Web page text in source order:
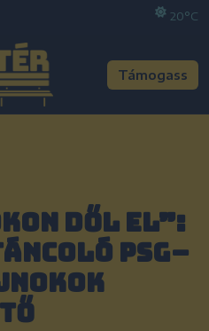
20°C
Támogass
dől el”:
PSG–